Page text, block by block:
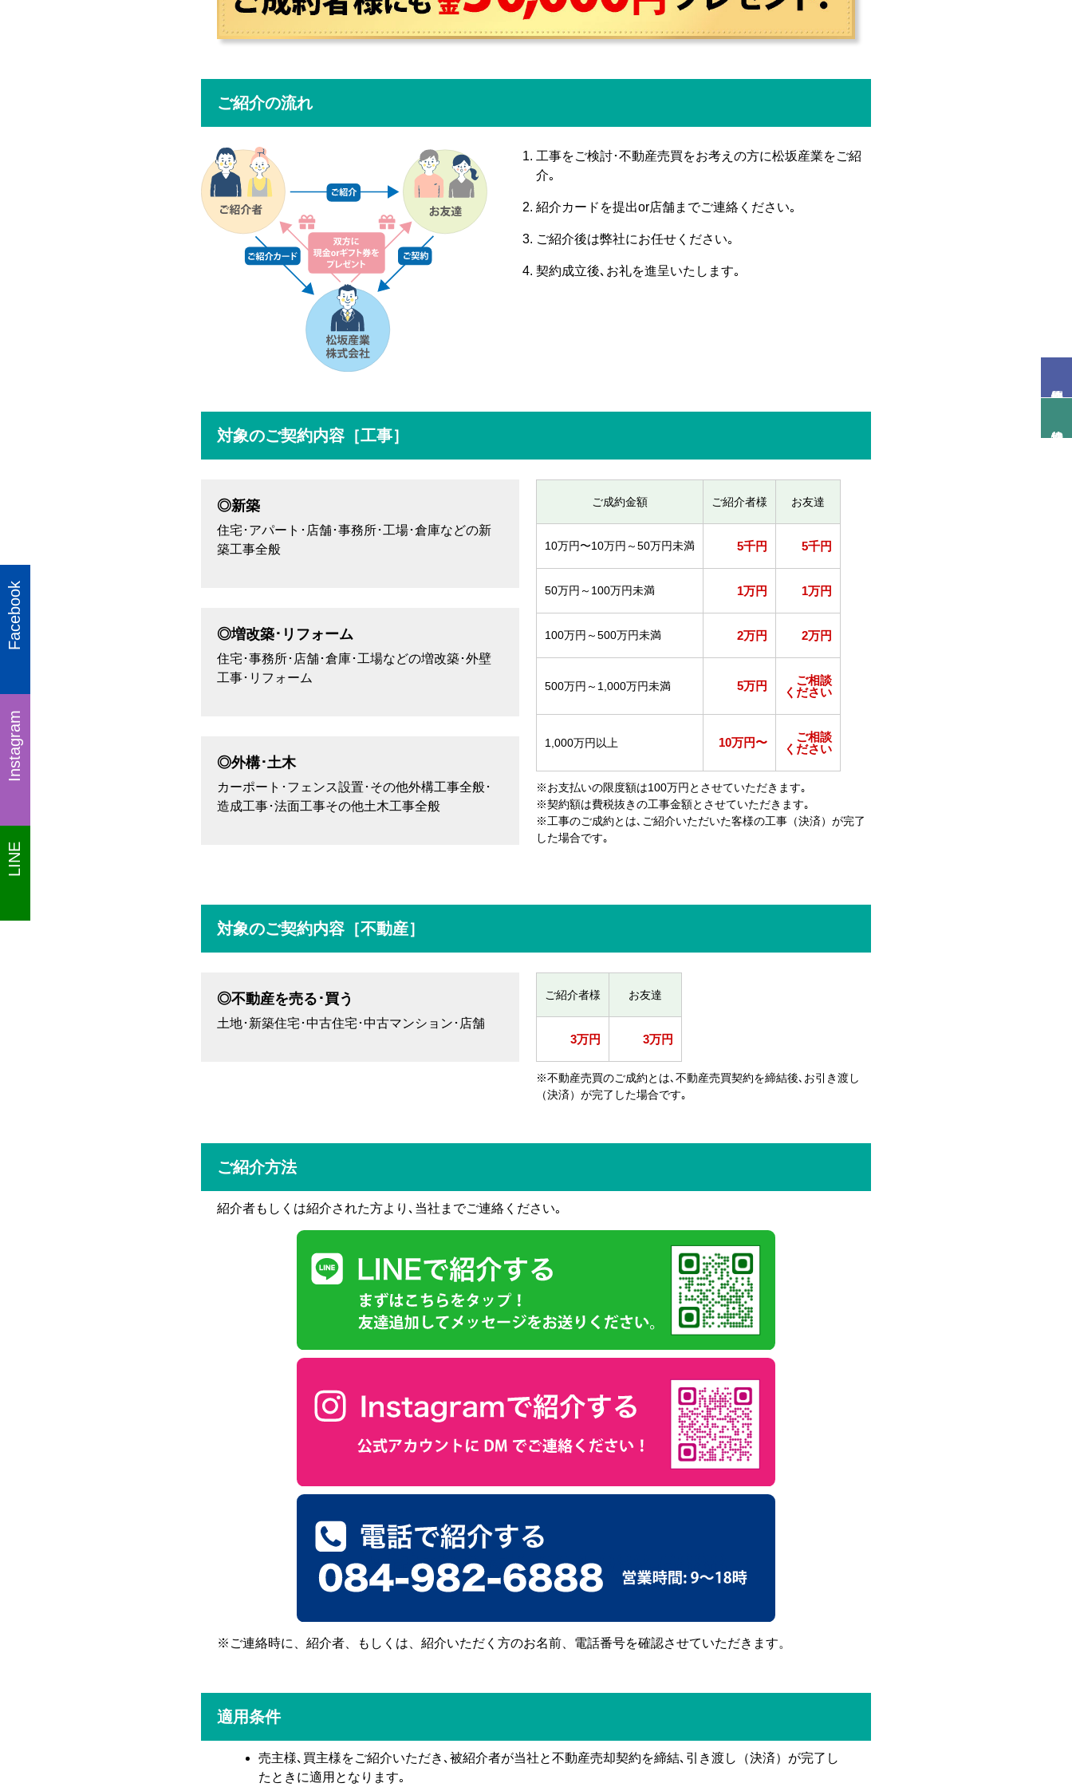
ご紹介の流れ
工事をご検討･不動産売買をお考えの方に松坂産業をご紹
介｡
紹介カードを提出or店舗までご連絡ください｡
ご紹介後は弊社にお任せください｡
契約成立後､お礼を進呈いたします｡
対象のご契約内容［工事］
◎新築
住宅･アパート･店舗･事務所･工場･倉庫などの新
築工事全般
◎増改築･リフォーム
住宅･事務所･店舗･倉庫･工場などの増改築･外壁
工事･リフォーム
◎外構･土木
カーポート･フェンス設置･その他外構工事全般･
造成工事･法面工事その他土木工事全般
ご成約金額 ご紹介者様 お友達
10万円〜10万円～50万円未満 5千円 5千円
50万円～100万円未満 1万円 1万円
100万円～500万円未満 2万円 2万円
500万円～1,000万円未満 5万円
ご相談
ください
1,000万円以上 10万円〜
ご相談
ください
※お支払いの限度額は100万円とさせていただきます｡
※契約額は費税抜きの工事金額とさせていただきます｡
※工事のご成約とは､ご紹介いただいた客様の工事（決済）が完了
した場合です｡
対象のご契約内容［不動産］
◎不動産を売る･買う
土地･新築住宅･中古住宅･中古マンション･店舗
ご紹介者様 お友達
3万円 3万円
※不動産売買のご成約とは､不動産売買契約を締結後､お引き渡し
（決済）が完了した場合です｡
ご紹介方法
紹介者もしくは紹介された方より､当社までご連絡ください｡
※ご連絡時に、紹介者、もしくは、紹介いただく方のお名前、電話番号を確認させていただきます。
適用条件
売主様､買主様をご紹介いただき､被紹介者が当社と不動産売却契約を締結､引き渡し（決済）が完了し
たときに適用となります｡
LINE
Instagram
Facebook